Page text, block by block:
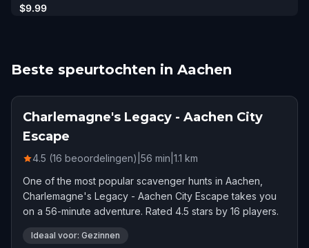
$9.99
Beste speurtochten in Aachen
Charlemagne's Legacy - Aachen City
Escape
4.5 (16 beoordelingen) 56 min 1.1 km
One of the most popular scavenger hunts in Aachen,
Charlemagne's Legacy - Aachen City Escape takes you
on a 56-minute adventure. Rated 4.5 stars by 16 players.
Ideaal voor: Gezinnen